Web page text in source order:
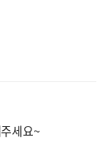
세요~